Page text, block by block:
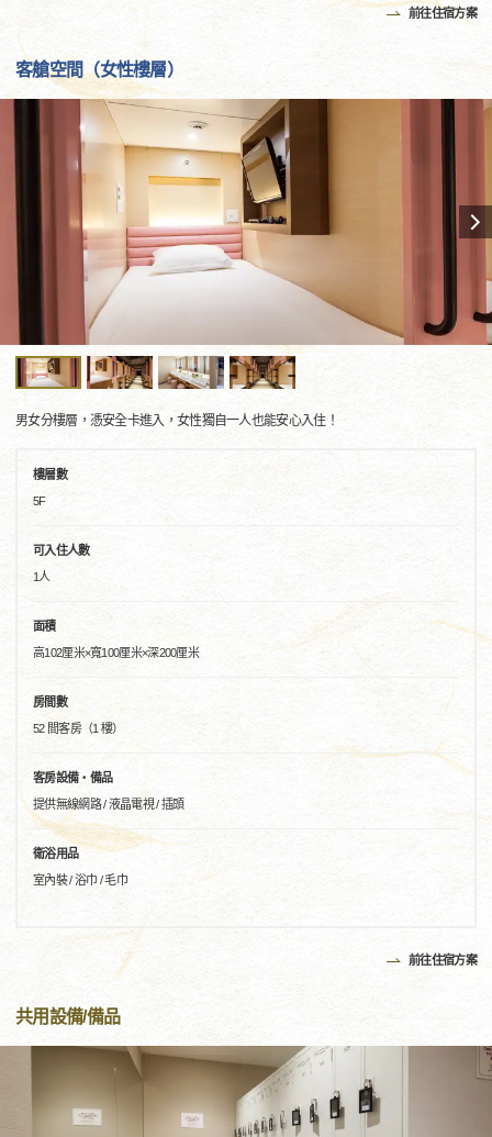
前往住宿方案
客艙空間（女性樓層）
男女分樓層，憑安全卡進入，女性獨自一人也能安心入住！
樓層數
5F
可入住人數
1人
面積
高102厘米×寬100厘米×深200厘米
房間數
52 間客房（1 樓）
客房設備・備品
提供無線網路 / 液晶電視 / 插頭
衛浴用品
室內裝 / 浴巾 / 毛巾
前往住宿方案
共用設備/備品